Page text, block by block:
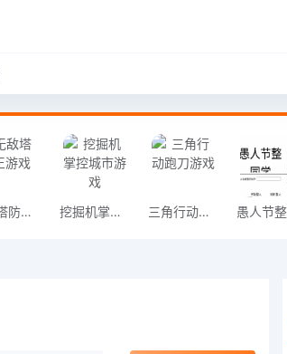
无敌塔防王游戏 挖掘机掌控城市游戏 三角行动跑刀游戏